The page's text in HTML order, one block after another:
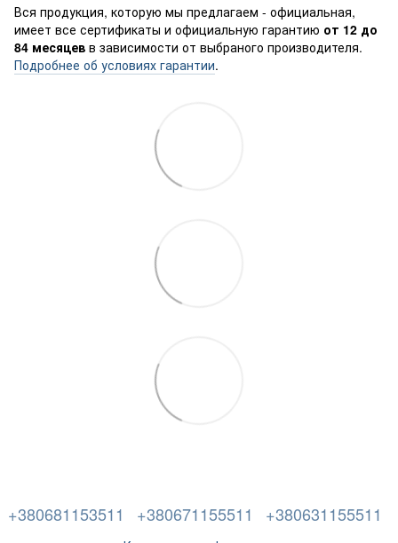
Вся продукция, которую мы предлагаем - официальная,
имеет все сертификаты и официальную гарантию от 12 до
84 месяцев в зависимости от выбраного производителя.
Подробнее об условиях гарантии.
+380681153511 +380671155511 +380631155511